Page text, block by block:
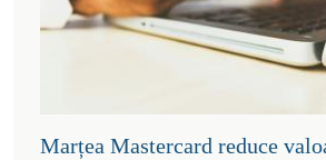
Marțea Mastercard reduce